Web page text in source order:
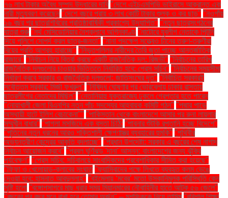
৭৬ লাখ টাকার অবৈধ সম্পদ উদ্ধারের দাবি "দেশে এইচএমপিভি ভাইরাসে আক্রান্ত এক
নারী মৃত্যুবরণ করেছেন "দেশে বছরে প্রায় ৩ লাখ কোটি টাকার শুল্ক ও কর ছাড়" "নওগাঁয়
১৬ বছর পর ছাত্রশিবিরের প্রতিষ্ঠাবার্ষিকী প্রকাশ্যে উদযাপিত" "নতুন ছাত্রসংগঠনের
যাত্রা শুরু "নর্থ মেসিডোনিয়ার নৈশক্লাবে অগ্নিকাণ্ড "নাটোরে যুবলীগ নেতাকে পিটুনি
দিয়ে পুলিশে সোপর্দ করল ছাত্র-জনতা" "নানা পদক্ষেপ সত্ত্বেও চীনের তরুণ-তরুণীরা
বিয়ের প্রতি আগ্রহ হারাচ্ছে" "নিভৃতপল্লির নারীদের তৈরি জুতা পাচ্ছে আন্তর্জাতিক
বাজারে" "নির্বাচন নিয়ে বিতর্ক করছে একটি রাজনৈতিক দল: রিজভী" "নির্বাচনের তারিখ
রাজনৈতিক দলগুলোর চাওয়ার ভিত্তিতে নির্ধারিত হবে: প্রেস সচিব" "নির্বাচনের সময়সীমা
নির্ধারণ করবে সরকার ও রাজনৈতিক দলগুলো: জাতিসংঘের দূত" "নির্বাচিত সরকারই
সর্বোত্তম সরকার: মির্জা ফখরুল" "নিষিদ্ধ ঘোষণার পর ভোরবেলায় ঢাকার রাস্তায়
ছাত্রলীগের নেতাদের মিছিল" "নেতানিয়াহু যুক্তরাজ্যে ঢুকলে গ্রেপ্তার হতে পারেন
"নোয়াখালী জেলা বিএনপির নতুন পাঁচ সদস্যের আহ্বায়ক কমিটি গঠন" "পদ্মার পাড়ে
অস্থায়ী হাটে ইলিশ বেচাকেনা"'' "পাকিস্তান থেকে বাংলাদেশে আসার পর রুনা লায়লার
সম্মুখীন বাধার" "পাগলা মসজিদে এক বস্তা চিঠি: "পাবনার শুঁটকি রপ্তানি হচ্ছে বিদেশে"
"পুতিনের নতুন ধরনের আরও শক্তিশালী ক্ষেপণাস্ত্র ব্যবহারের হুমকি" "পৃথিবীর
অভ্যন্তরীণ কেন্দ্রের আকৃতি বদলাচ্ছে" "প্রধান উপদেষ্টা: সরকার এ বছরের শেষ নাগাদ
নির্বাচন আয়োজন করবে" "প্রবল ঘূর্ণিঝড় 'দানা' আসন্ন: বাংলাদেশের জন্য ঝুঁকির
পর্যবেক্ষণ" "প্রেস সচিব: সচিবালয়ে সাংবাদিকদের প্রবেশাধিকার সীমিত করা হয়েছে"
"ফিফা ও খেলোয়াড়-ক্লাবের সংঘাত "ফ্যাসিবাদের পক্ষে লিখতে ব্যবহৃত কলম ভেঙে
দেওয়া হবে: হাসনাত আবদুল্লাহ" "বইমেলায় ‘মবের’ মতো উসকানিমূলক পরিস্থিতি কেন
সৃষ্টি হলো "বঙ্গোপসাগরে মাছ ধরার সময় মিয়ানমারের নৌবাহিনীর হাতে আটক ৫৬ জেলে"